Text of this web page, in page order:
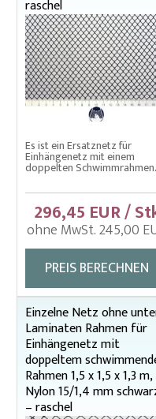
Rahmen
100 x 100 cm
125 x 125 cm
150 x 150 cm
180 x 180 cm
240 x 240 cm
75 x 75 cm
Einhängenetze mit
Fischerbekleidung
Fischtragen,
Fischwaage
Kescher rund, eckig
Kescherstiele
Planktonnetze und
Senknetze für
Schleppnetze
raschel
Es ist ein Ersatznetz für
Einhängenetz mit einem
doppelten
296,45 EUR /
ohne MwSt. 245,00
PREIS BERECHNEN
Einzelne Netz ohne
Laminaten Rahmen für
Einhängenetz mit
doppeltem
Rahmen 1,5 x 1,5 x 1,3 m,
Nylon 15/1,4 mm
– raschel